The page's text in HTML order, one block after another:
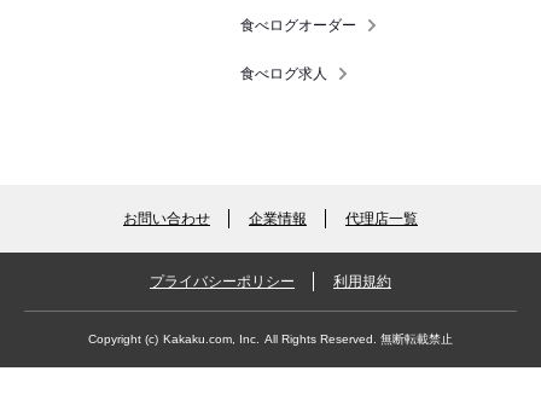
食べログオーダー
食べログ求人
お問い合わせ 企業情報 代理店一覧
プライバシーポリシー 利用規約
Copyright (c) Kakaku.com, Inc. All Rights Reserved. 無断転載禁止